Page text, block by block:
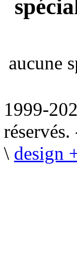
aucune
1999-
réservés.
\ design